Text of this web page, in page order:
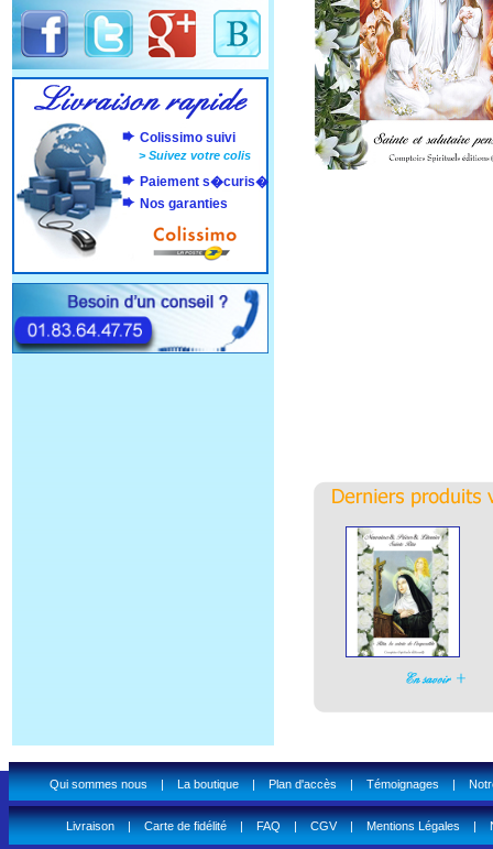
Colissimo suivi
>Suivez votre colis
Paiement s�curis�
Nos garanties
Qui sommes nous|La boutique|Plan d'accès|Témoignages|
Livraison|Carte de fidélité|FAQ|CGV|Mentions Légales|